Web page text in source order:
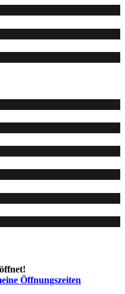
Öffnungszeiten